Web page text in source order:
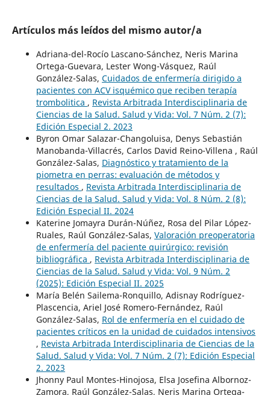
Artículos más leídos del mismo autor/a
Adriana-del-Rocío Lascano-Sánchez, Neris Marina
Ortega-Guevara, Lester Wong-Vásquez, Raúl
González-Salas, Cuidados de enfermería dirigido a
pacientes con ACV isquémico que reciben terapía
trombolitica , Revista Arbitrada Interdisciplinaria de
Ciencias de la Salud. Salud y Vida: Vol. 7 Núm. 2 (7):
Edición Especial 2. 2023
Byron Omar Salazar-Changoluisa, Denys Sebastián
Manobanda-Villacrés, Carlos David Reino-Villena , Raúl
González-Salas, Diagnóstico y tratamiento de la
piometra en perras: evaluación de métodos y
resultados , Revista Arbitrada Interdisciplinaria de
Ciencias de la Salud. Salud y Vida: Vol. 8 Núm. 2 (8):
Edición Especial II. 2024
Katerine Jomayra Durán-Núñez, Rosa del Pilar López-
Ruales, Raúl González-Salas, Valoración preoperatoria
de enfermería del paciente quirúrgico: revisión
bibliográfica , Revista Arbitrada Interdisciplinaria de
Ciencias de la Salud. Salud y Vida: Vol. 9 Núm. 2
(2025): Edición Especial II. 2025
María Belén Sailema-Ronquillo, Adisnay Rodríguez-
Plascencia, Ariel José Romero-Fernández, Raúl
González-Salas, Rol de enfermería en el cuidado de
pacientes críticos en la unidad de cuidados intensivos
, Revista Arbitrada Interdisciplinaria de Ciencias de la
Salud. Salud y Vida: Vol. 7 Núm. 2 (7): Edición Especial
2. 2023
Jhonny Paul Montes-Hinojosa, Elsa Josefina Albornoz-
Zamora, Raúl González-Salas, Neris Marina Ortega-